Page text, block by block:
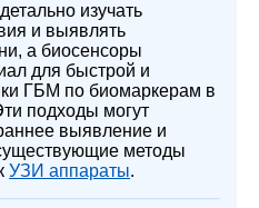
изучать
и выявлять
а биосенсоры
для быстрой и
ГБМ по биомаркерам в
подходы могут
выявление и
методы
УЗИ аппараты.